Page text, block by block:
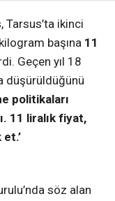
, Tarsus’ta ikinci
başına 11
Geçen yıl 18
düşürüldüğünü
politikaları
11 liralık fiyat,
söz alan